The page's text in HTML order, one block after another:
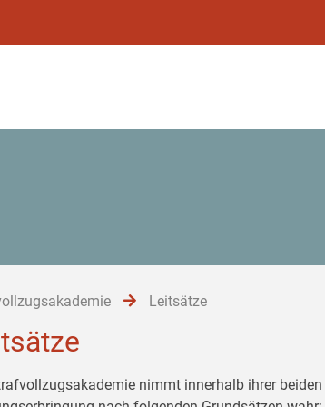
Leitsätze
nimmt innerhalb ihrer